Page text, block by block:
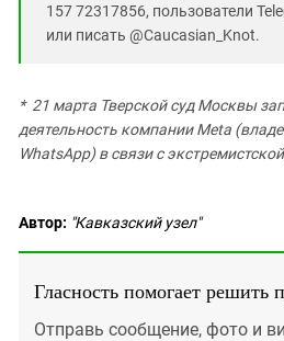
157 72317856, пользователи
или писать @Caucasian_Knot.
* 21 марта Тверской суд Москвы
деятельность компании Meta
WhatsApp) в связи с
Автор: "Кавказский узел"
Гласность помогает решить
Отправь сообщение, фото и